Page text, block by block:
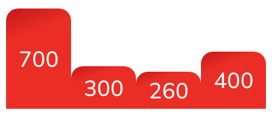
700
300 260 400